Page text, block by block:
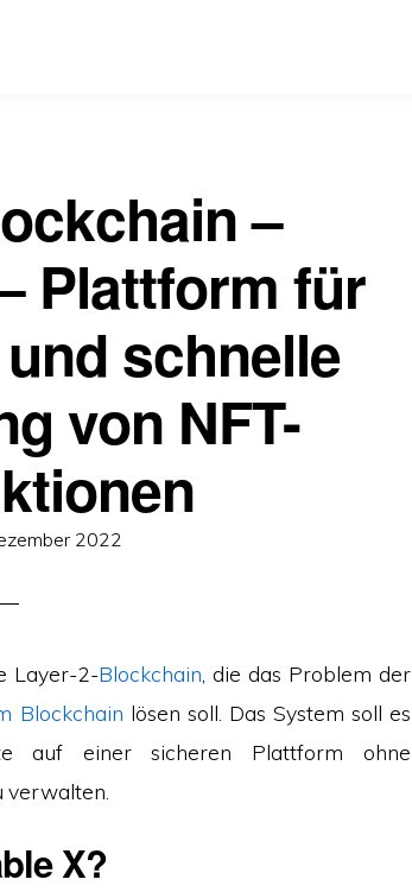
–
Plattform für
schnelle
von NFT-
2022
Layer-2-Blockchain , die das Problem der
Blockchain lösen soll. Das System soll es
auf einer sicheren Plattform ohne
verwalten.
X?